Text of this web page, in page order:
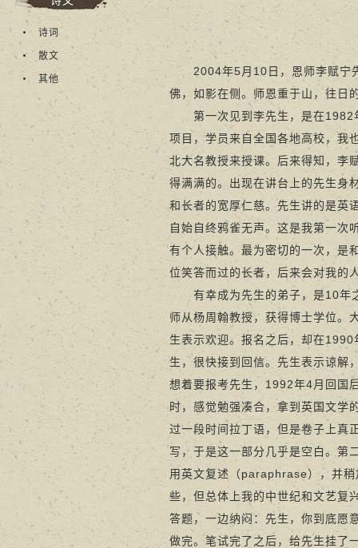
诗词
散文
其他
2004年5月10日，恩师李赋宁先
佛，如影在侧。师恩重于山，往日
第一次见到李先生，是在1982
项目，学员来自全国各地高校，我
北大名教授来授课。后来得知，李
得满满的。出现在讲台上的先生身
和长者的宽厚仁慈。先生讲的是英
自始自终鸦雀无声。这是我第一次
有个人接触。最为密切的一次，是
位笑答而过的长者，后来会对我的
有幸成为先生的弟子，是10年之
师从杨周翰教授，获得博士学位。
生表示欢迎。报名之后，却在
生，很快接到回信。先生表示谅解
想着要报考先生，1992年4月回国
时，感觉勉强凑合，拿到英国文学
过一段时间拉丁语，但是卷子上真
写，于是这一部分几乎是空白。第
用英文复述（paraphrase），并
些，但总体上我的中世纪和文艺复
答题，一边纳闷：先生，你到底愿
做完。笔试完了之后，给先生挂了